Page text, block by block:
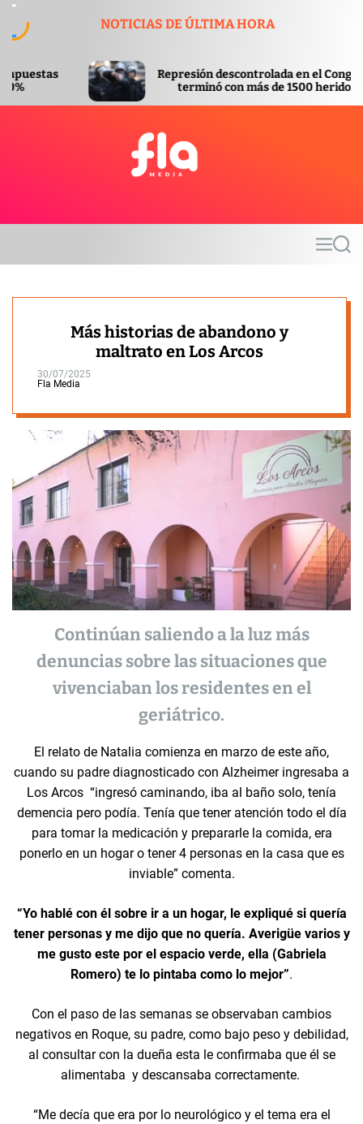
t
NOTICIAS DE ÚLTIMA HORA
Represión descontrolada en el Congreso
terminó con más de 1500 heridos
a
MS
Más historias de abandono y
maltrato en Los Arcos
30/07/2025
Fla Media
Continúan saliendo a la luz más
denuncias sobre las situaciones que
vivenciaban los residentes en el
geriátrico.
El relato de Natalia comienza en marzo de este año,
cuando su padre diagnosticado con Alzheimer ingresaba a
Los Arcos “ingresó caminando, iba al baño solo, tenía
demencia pero podía. Tenía que tener atención todo el día
para tomar la medicación y prepararle la comida, era
ponerlo en un hogar o tener 4 personas en la casa que es
inviable” comenta.
“Yo hablé con él sobre ir a un hogar, le expliqué si quería
tener personas y me dijo que no quería. Averigüe varios y
me gusto este por el espacio verde, ella (Gabriela
Romero) te lo pintaba como lo mejor”.
Con el paso de las semanas se observaban cambios
negativos en Roque, su padre, como bajo peso y debilidad,
al consultar con la dueña esta le confirmaba que él se
alimentaba y descansaba correctamente.
“Me decía que era por lo neurológico y el tema era el